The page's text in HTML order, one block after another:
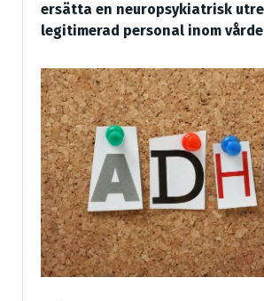
ersätta en neuropsykiatrisk
legitimerad personal inom